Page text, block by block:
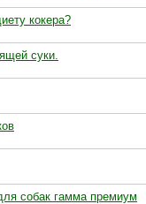
кокера?
суки.
собак гамма премиум